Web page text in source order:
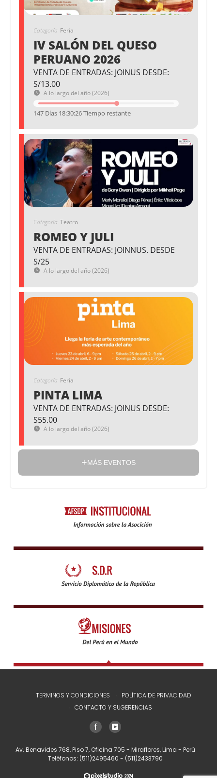
Categoría Feria
IV SALÓN DEL QUESO
PERUANO 2026
VENTA DE ENTRADAS: JOINUS DESDE:
S/13.00
A lo largo del año (2026)
147 Días 18:30:26 Tiempo restante
Categoría Teatro
ROMEO Y JULI
VENTA DE ENTRADAS: JOINNUS. DESDE
S/25
A lo largo del año (2026)
Categoría Feria
PINTA LIMA
VENTA DE ENTRADAS: JOINUS DESDE:
S55.00
A lo largo del año (2026)
MÁS EVENTOS
TERMINOS Y CONDICIONES
POLÍTICA DE PRIVACIDAD
CONTACTO Y SUGERENCIAS
Av. Benavides 768, Piso 7, Oficina 705 - Miraflores, Lima - Perú
Teléfonos: (511)2495460 - (511)2433790